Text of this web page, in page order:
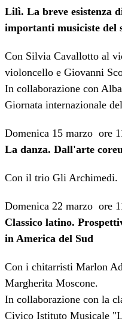
Lilì. La breve esistenza
importanti musiciste del
Con Silvia Cavallotto al
violoncello e Giovanni
In collaborazione con
Giornata internazionale
Domenica 15 marzo ore
La danza. Dall'arte
Con il trio Gli Archimedi.
Domenica 22 marzo ore
Classico latino.
in America del Sud
Con i chitarristi Marlon
Margherita Moscone.
In collaborazione con la
Civico Istituto Musicale